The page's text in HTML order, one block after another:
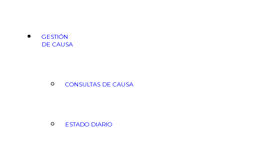
GESTIÓN
DE CAUSA
CONSULTAS DE CAUSA
ESTADO DIARIO